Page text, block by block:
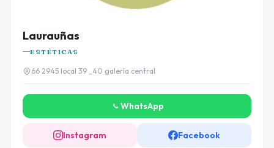
Laurauñas
ESTÉTICAS
66 2945 local 39 _40 galería central
WhatsApp
Instagram Facebook